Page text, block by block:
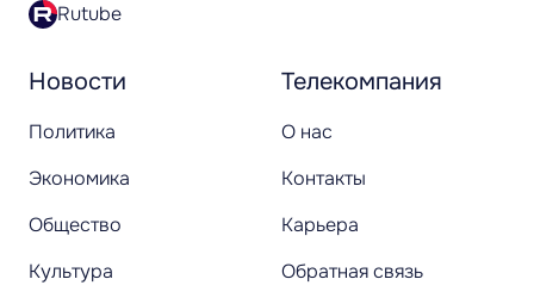
Новости
Политика
Экономика
Общество
Культура
Телекомпания
О нас
Контакты
Карьера
Обратная связь
Rutube